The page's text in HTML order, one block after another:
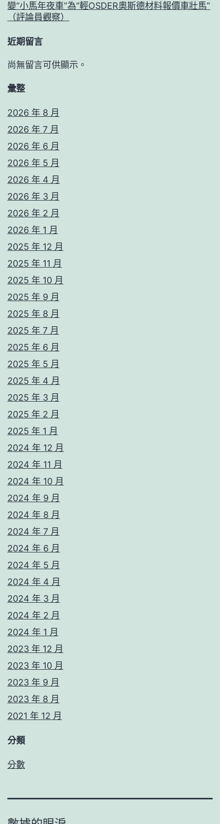
變“小馬年夜車”為“輕OSDER奧斯德材料報價車壯馬”
（評論員觀察）
近期留言
尚無留言可供顯示。
彙整
2026 年 8 月
2026 年 7 月
2026 年 6 月
2026 年 5 月
2026 年 4 月
2026 年 3 月
2026 年 2 月
2026 年 1 月
2025 年 12 月
2025 年 11 月
2025 年 10 月
2025 年 9 月
2025 年 8 月
2025 年 7 月
2025 年 6 月
2025 年 5 月
2025 年 4 月
2025 年 3 月
2025 年 2 月
2025 年 1 月
2024 年 12 月
2024 年 11 月
2024 年 10 月
2024 年 9 月
2024 年 8 月
2024 年 7 月
2024 年 6 月
2024 年 5 月
2024 年 4 月
2024 年 3 月
2024 年 2 月
2024 年 1 月
2023 年 12 月
2023 年 10 月
2023 年 9 月
2023 年 8 月
2021 年 12 月
分類
分數